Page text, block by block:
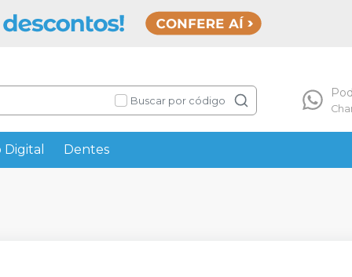
Buscar por código
Dentes